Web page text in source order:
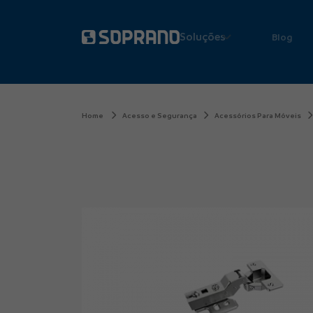
Soluções Blog
Home Acesso e Segurança Acessórios Para Móveis